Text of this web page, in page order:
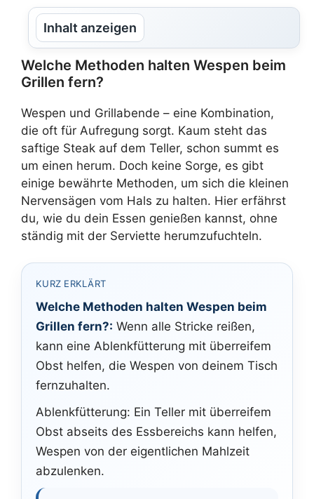
Inhalt anzeigen
Welche Methoden halten Wespen beim
Grillen fern?
Wespen und Grillabende – eine Kombination,
die oft für Aufregung sorgt. Kaum steht das
saftige Steak auf dem Teller, schon summt es
um einen herum. Doch keine Sorge, es gibt
einige bewährte Methoden, um sich die kleinen
Nervensägen vom Hals zu halten. Hier erfährst
du, wie du dein Essen genießen kannst, ohne
ständig mit der Serviette herumzufuchteln.
KURZ ERKLÄRT
Welche Methoden halten Wespen beim
Grillen fern?: Wenn alle Stricke reißen,
kann eine Ablenkfütterung mit überreifem
Obst helfen, die Wespen von deinem Tisch
fernzuhalten.
Ablenkfütterung: Ein Teller mit überreifem
Obst abseits des Essbereichs kann helfen,
Wespen von der eigentlichen Mahlzeit
abzulenken.